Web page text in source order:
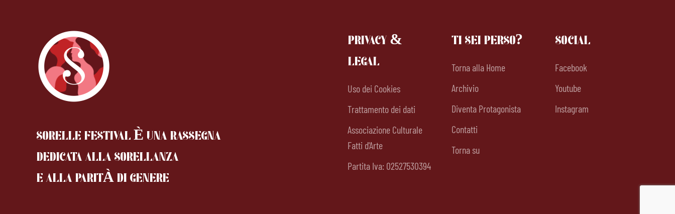
SORELLE FESTIVAL È UNA RASSEGNA
DEDICATA ALLA SORELLANZA
E ALLA PARITÀ DI GENERE
PRIVACY &
LEGAL
Uso dei Cookies
Trattamento dei dati
Associazione Culturale
Fatti d'Arte
Partita Iva: 02527530394
TI SEI PERSO?
Torna alla Home
Archivio
Diventa Protagonista
Contatti
Torna su
SOCIAL
Facebook
Youtube
Instagram